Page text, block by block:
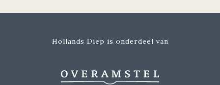
Hollands Diep is onderdeel van